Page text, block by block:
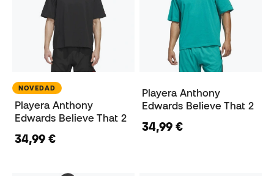
NOVEDAD
Playera Anthony
Edwards Believe That 2
34,99 €
Playera Anthony
Edwards Believe That 2
34,99 €